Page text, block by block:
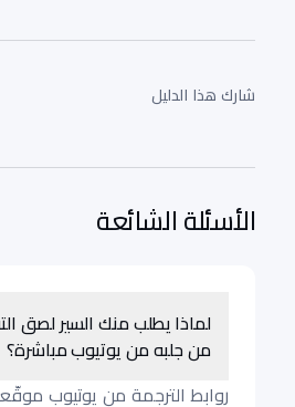
شارك هذا الدليل
الأسئلة الشائعة
لماذا يطلب منك السير لصق
من جلبه من يوتيوب مباشرة؟
روابط الترجمة من يوتيوب